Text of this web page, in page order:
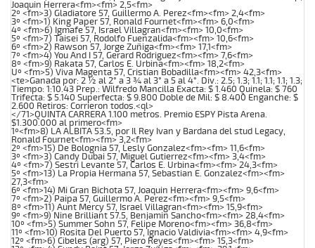
Joaquin Herrera<fm><fm> 2,5<fm>
2º <fm>3) Gladiatore 57, Guillermo A. Perez<fm><fm> 2,4<fm>
3º <fm>1) King Paper 57, Ronald Fournet<fm><fm> 6,0<fm>
4º <fm>6) Igmafe 57, Israel Villagran<fm><fm> 10,0<fm>
5º <fm>7) Taisei 57, Rodolfo Fuenzalida<fm><fm> 10,6<fm>
6º <fm>2) Rawson 57, Jorge Zuñiga<fm><fm> 17,1<fm>
7º <fm>4) You And I 57, Gerard Rodriguez<fm><fm> 7,6<fm>
8º <fm>9) Rakata 57, Carlos E. Urbina<fm><fm> 18,2<fm>
Uº <fm>5) Viva Magenta 57, Cristian Bobadilla<fm><fm> 42,3<fm>
<te>Ganada por: 2 ½ al 2° a 3 ¾ al 3° a 5 al 4°. Div.: 2.5; 1.3; 1.1; 1.1; 1.1; 1.3;
Tiempo: 1:10.43 Prep.: Wilfredo Mancilla Exacta: $ 1.460 Quinela: $ 760
Trifecta: $ 5.140 Superfecta: $ 9.800 Doble de Mil: $ 8.400 Enganche: $
2.600 Retiros: Corrieron todos.<ql>
</71>QUINTA CARRERA 1.100 metros. Premio ESPY Pista Arena.
$1.300.000 al primero<fm>
1º<fm>8) LA ALBITA 53.5, por Il Rey Ivan y Bardana del stud Legacy,
Ronald Fournet<fm><fm> 3,2<fm>
2º <fm>15) De Bolognia 57, Lesly Gonzalez<fm><fm> 11,6<fm>
3º <fm>3) Candy Dubai 57, Miguel Gutierrez<fm><fm> 3,4<fm>
4º <fm>7) Sestri Levante 57, Carlos E. Urbina<fm><fm> 24,3<fm>
5º <fm>13) La Propia Hermana 57, Sebastian E. Gonzalez<fm><fm>
27,3<fm>
6º <fm>14) Mi Gran Bichota 57, Joaquin Herrera<fm><fm> 9,6<fm>
7º <fm>2) Paipa 57, Guillermo A. Perez<fm><fm> 9,5<fm>
8º <fm>11) Aunt Mercy 57, Israel Villagran<fm><fm> 15,9<fm>
9º <fm>9) Nine Brilliant 57.5, Benjamin Sancho<fm><fm> 28,4<fm>
10º <fm>5) Summer Sohn 57, Felipe Moreno<fm><fm> 36,8<fm>
11º <fm>10) Rosita Del Puerto 57, Ignacio Valdivia<fm><fm> 4,9<fm>
12º <fm>6) Cibeles (arg) 57, Piero Reyes<fm><fm> 15,3<fm>